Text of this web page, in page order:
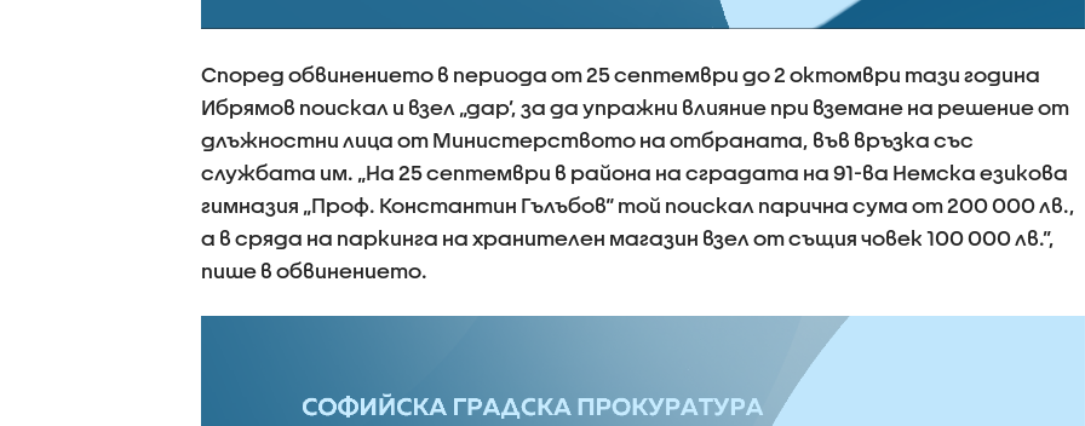
Според обвинението в периода от 25 септември до 2 октомври тази година
Ибрямов поискал и взел „дар’, за да упражни влияние при вземане на решение от
длъжностни лица от Министерството на отбраната, във връзка със
службата им. „На 25 септември в района на сградата на 91-ва Немска езикова
гимназия „Проф. Константин Гълъбов“ той поискал парична сума от 200 000 лв.,
а в сряда на паркинга на хранителен магазин взел от същия човек 100 000 лв.”,
пише в обвинението.